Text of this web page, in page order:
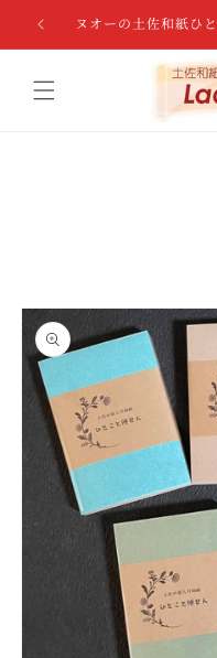
ンテンツに進むヌオーの土佐和紙ひ